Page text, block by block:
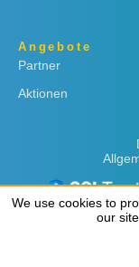
Angebote
Partner
Aktionen
We use cookies to
our
We use cookies to
our